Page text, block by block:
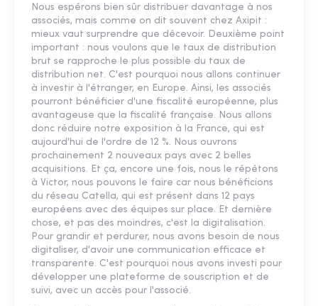
Nous espérons bien sûr distribuer davantage à nos
associés, mais comme on dit souvent chez Axipit :
mieux vaut surprendre que décevoir. Deuxième point
important : nous voulons que le taux de distribution
brut se rapproche le plus possible du taux de
distribution net. C'est pourquoi nous allons continuer
à investir à l'étranger, en Europe. Ainsi, les associés
pourront bénéficier d'une fiscalité européenne, plus
avantageuse que la fiscalité française. Nous allons
donc réduire notre exposition à la France, qui est
aujourd'hui de l'ordre de 12 %. Nous ouvrons
prochainement 2 nouveaux pays avec 2 belles
acquisitions. Et ça, encore une fois, nous le répétons
à Victor, nous pouvons le faire car nous bénéficions
du réseau Catella, qui est présent dans 12 pays
européens avec des équipes sur place. Et dernière
chose, et pas des moindres, c'est la digitalisation.
Pour grandir et perdurer, nous avons besoin de nous
digitaliser, d'avoir une communication efficace et
transparente. C'est pourquoi nous avons investi pour
développer une plateforme de souscription et de
suivi, avec un accès pour l'associé.